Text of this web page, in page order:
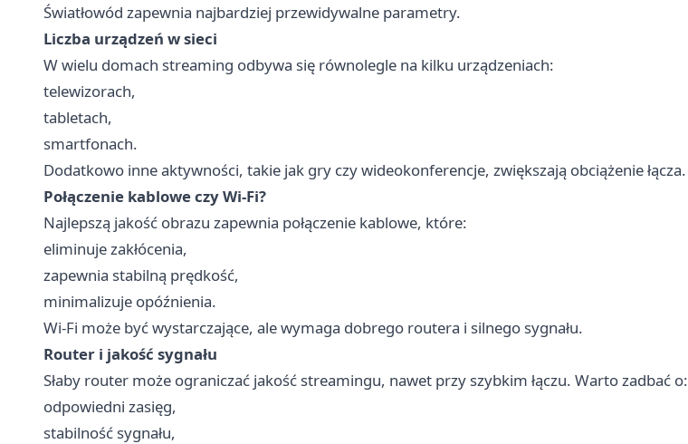
Światłowód zapewnia najbardziej przewidywalne parametry.
Liczba urządzeń w sieci
W wielu domach streaming odbywa się równolegle na kilku urządzeniach:
telewizorach,
tabletach,
smartfonach.
Dodatkowo inne aktywności, takie jak gry czy wideokonferencje, zwiększają obciążenie łącza.
Połączenie kablowe czy Wi-Fi?
Najlepszą jakość obrazu zapewnia połączenie kablowe, które:
eliminuje zakłócenia,
zapewnia stabilną prędkość,
minimalizuje opóźnienia.
Wi-Fi może być wystarczające, ale wymaga dobrego routera i silnego sygnału.
Router i jakość sygnału
Słaby router może ograniczać jakość streamingu, nawet przy szybkim łączu. Warto zadbać o:
odpowiedni zasięg,
stabilność sygnału,